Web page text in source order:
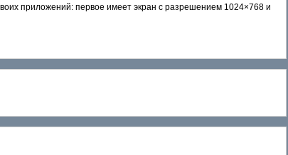
приложений: первое имеет экран с разрешением 1024×768 и